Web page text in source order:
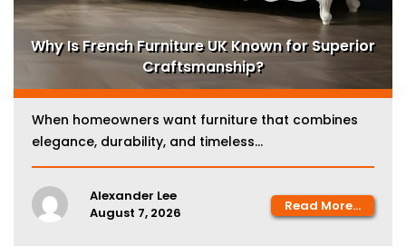
Why Is French Furniture UK Known for Superior
Craftsmanship?
When homeowners want furniture that combines
elegance, durability, and timeless...
Alexander Lee
August 7, 2026
Read More...